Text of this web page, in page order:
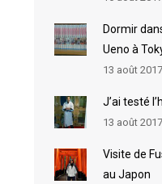
Dormir
Ueno à
13 août 2017
J’ai testé
13 août 2017
Visite de
au Japon